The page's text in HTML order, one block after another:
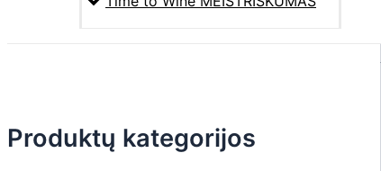
Produktų kategorijos